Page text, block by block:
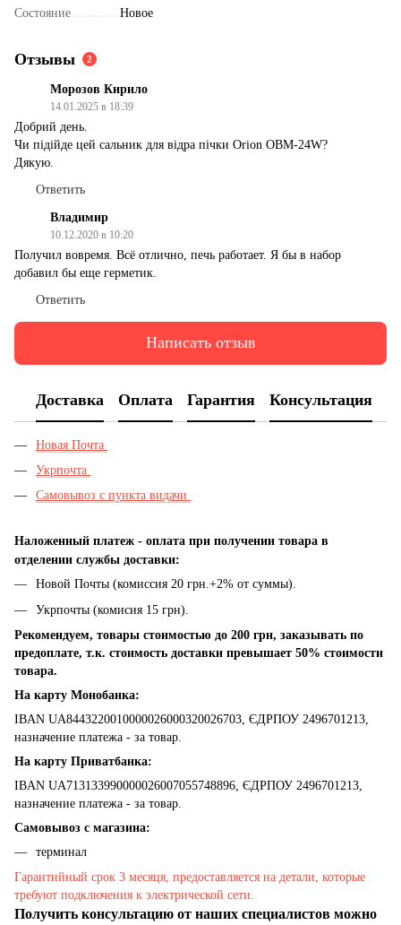
Состояние Новое
Отзывы 2
Морозов Кирило
14.01.2025 в 18:39
Добрий день.
Чи підійде цей сальник для відра пічки Orion OBM-24W?
Дякую.
Ответить
Владимир
10.12.2020 в 10:20
Получил вовремя. Всё отлично, печь работает. Я бы в набор
добавил бы еще герметик.
Ответить
Написать отзыв
Доставка Оплата Гарантия Консультация
Новая Почта
Укрпочта
Самовывоз с пункта видачи
Наложенный платеж - оплата при получении товара в
отделении службы доставки:
Новой Почты (комиссия 20 грн.+2% от суммы).
Укрпочты (комисия 15 грн).
Рекомендуем, товары стоимостью до 200 грн, заказывать по
предоплате, т.к. стоимость доставки превышает 50% стоимости
товара.
На карту Монобанка:
IBAN UA8443220010000026000320026703, ЄДРПОУ 2496701213,
назначение платежа - за товар.
На карту Приватбанка:
IBAN UA713133990000026007055748896, ЄДРПОУ 2496701213,
назначение платежа - за товар.
Самовывоз с магазина:
терминал
Гарантийный срок 3 месяця, предоставляется на детали, которые
требуют подключения к электрической сети.
Получить консультацию от наших специалистов можно